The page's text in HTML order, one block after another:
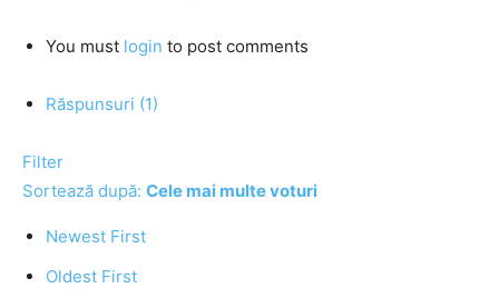
You must login to post comments
Răspunsuri (1)
Filter
Sortează după: Cele mai multe voturi
Newest First
Oldest First